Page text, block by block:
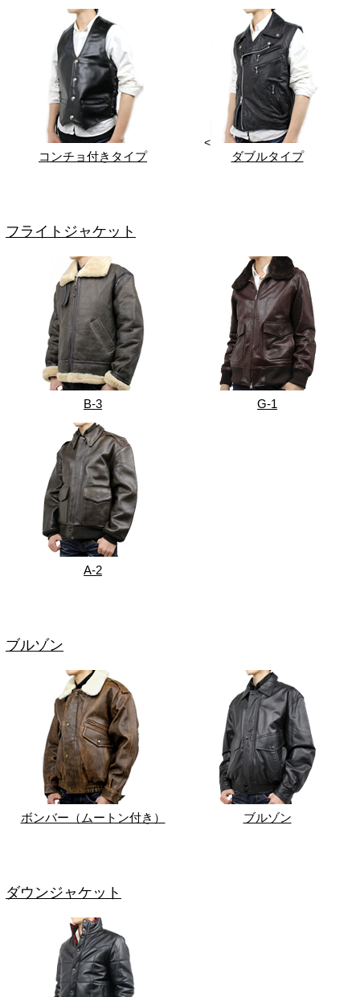
コンチョ付きタイプ
<
ダブルタイプ
フライトジャケット
B-3 G-1
A-2
ブルゾン
ボンバー（ムートン付き） ブルゾン
ダウンジャケット